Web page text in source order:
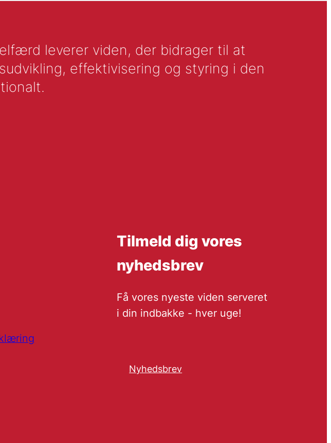
leverer viden, der bidrager til at
effektivisering og styring i den
Tilmeld dig vores
nyhedsbrev
Få vores nyeste viden serveret
i din indbakke - hver uge!
Nyhedsbrev